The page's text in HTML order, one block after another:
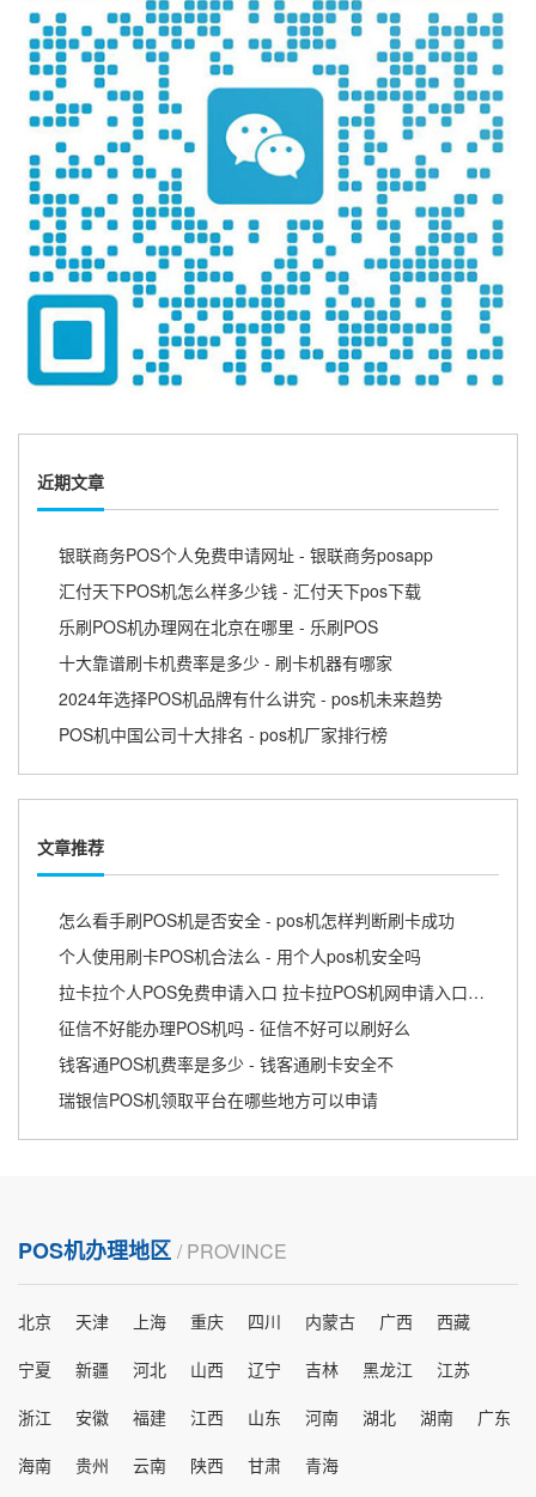
近期文章
银联商务POS个人免费申请网址 - 银联商务posapp
汇付天下POS机怎么样多少钱 - 汇付天下pos下载
乐刷POS机办理网在北京在哪里 - 乐刷POS
十大靠谱刷卡机费率是多少 - 刷卡机器有哪家
2024年选择POS机品牌有什么讲究 - pos机未来趋势
POS机中国公司十大排名 - pos机厂家排行榜
文章推荐
怎么看手刷POS机是否安全 - pos机怎样判断刷卡成功
个人使用刷卡POS机合法么 - 用个人pos机安全吗
拉卡拉个人POS免费申请入口 拉卡拉POS机网申请入口网址
征信不好能办理POS机吗 - 征信不好可以刷好么
钱客通POS机费率是多少 - 钱客通刷卡安全不
瑞银信POS机领取平台在哪些地方可以申请
POS机办理地区 / PROVINCE
北京 天津 上海 重庆 四川 内蒙古 广西
西藏
宁夏
新疆 河北 山西 辽宁 吉林 黑龙江
江苏
浙江
安徽 福建 江西 山东 河南 湖北 湖南
广东
海南
贵州 云南 陕西 甘肃 青海